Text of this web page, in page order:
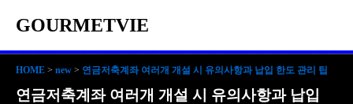
GOURMETVIE
HOME > new > 연금저축계좌 여러개 개설 시 유의사항과 납입 한도 관리 팁
연금저축계좌 여러개 개설 시 유의사항과 납입